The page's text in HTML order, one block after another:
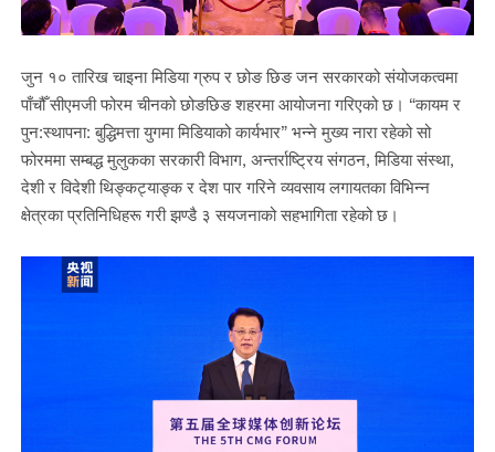
जुन १० तारिख चाइना मिडिया ग्रुप र छोङ छिङ जन सरकारको संयोजकत्वमा
पाँचौँ सीएमजी फोरम चीनको छोङछिङ शहरमा आयोजना गरिएको छ। “कायम र
पुन:स्थापना: बुद्धिमत्ता युगमा मिडियाको कार्यभार” भन्ने मुख्य नारा रहेको सो
फोरममा सम्बद्ध मुलुकका सरकारी विभाग, अन्तर्राष्ट्रिय संगठन, मिडिया संस्था,
देशी र विदेशी थिङ्कट्याङ्क र देश पार गरिने व्यवसाय लगायतका विभिन्न
क्षेत्रका प्रतिनिधिहरू गरी झण्डै ३ सयजनाको सहभागिता रहेको छ।